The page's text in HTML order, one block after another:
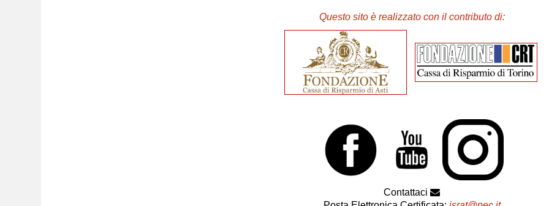
Questo sito è realizzato con il contributo di:
Contattaci